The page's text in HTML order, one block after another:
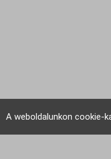
A weboldalunkon cookie-